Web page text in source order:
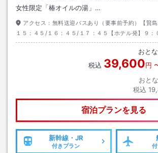
女性限定「椿オイルの湯」…
アクセス： 無料送迎バスあり（要事前予約）【賢
１５：４５/１６：４５/１７：４５【ホテル発】９：
０：４５
おとな
税込 39,600円
おと
税込
宿泊プランを見る
新幹線・JR
付きプラン